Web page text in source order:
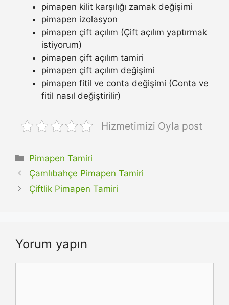
pimapen kilit karşılığı zamak değişimi
pimapen izolasyon
pimapen çift açılım (Çift açılım yaptırmak
istiyorum)
pimapen çift açılım tamiri
pimapen çift açılım değişimi
pimapen fitil ve conta değişimi (Conta ve
fitil nasıl değiştirilir)
Hizmetimizi Oyla post
Kategoriler
Pimapen Tamiri
Çamlıbahçe Pimapen Tamiri
Çiftlik Pimapen Tamiri
Yorum yapın